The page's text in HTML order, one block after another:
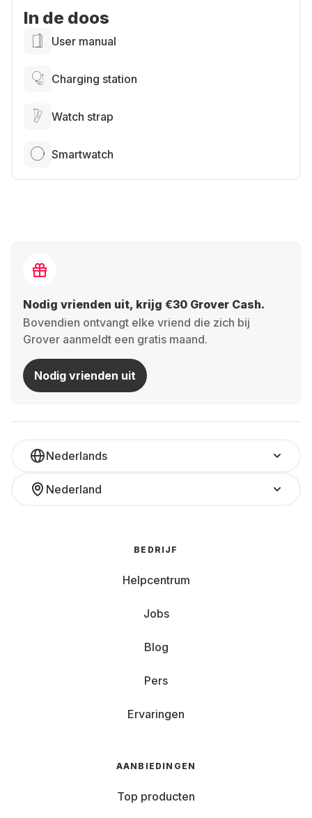
In de doos
User manual
Charging station
Watch strap
Smartwatch
Nodig vrienden uit, krijg €30 Grover Cash.
Bovendien ontvangt elke vriend die zich bij
Grover aanmeldt een gratis maand.
Nodig vrienden uit
Nederlands
Nederland
BEDRIJF
Helpcentrum
Jobs
Blog
Pers
Ervaringen
AANBIEDINGEN
Top producten